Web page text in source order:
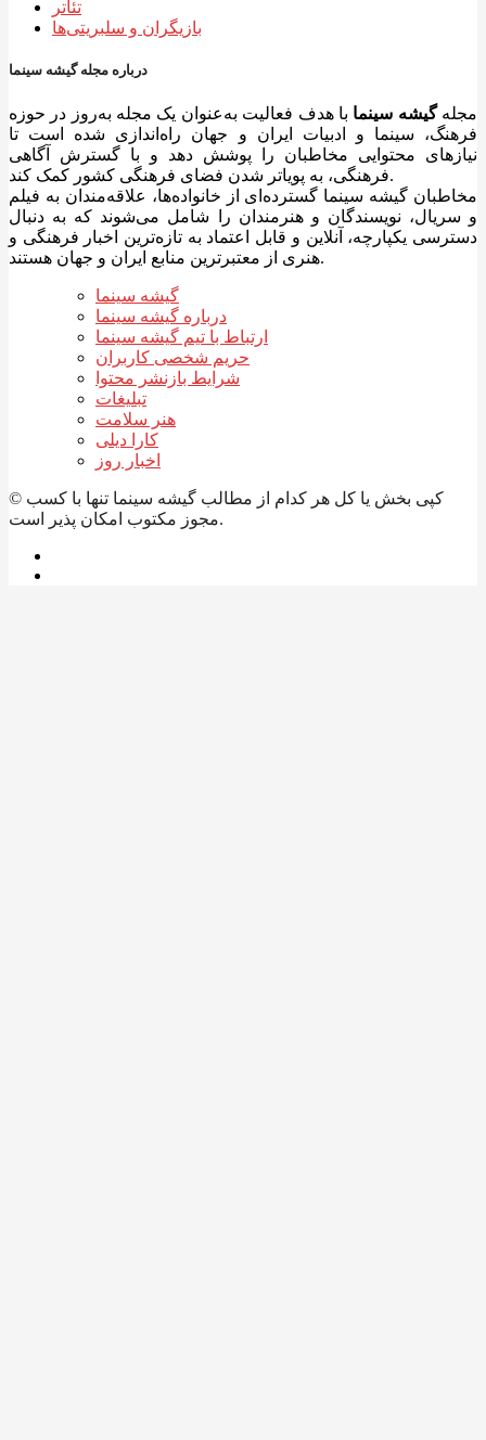
تئاتر
بازیگران و سلبریتی‌ها
درباره مجله گیشه سینما
مجلهگیشه سینما با هدف فعالیت به‌عنوان یک مجله به‌روز در حوزه
فرهنگ، سینما و ادبیات ایران و جهان راه‌اندازی شده است تا
نیازهای محتوایی مخاطبان را پوشش دهد و با گسترش آگاهی
فرهنگی، به پویاتر شدن فضای فرهنگی کشور کمک کند.
مخاطبان گیشه سینما گسترده‌ای از خانواده‌ها، علاقه‌مندان به فیلم
و سریال، نویسندگان و هنرمندان را شامل می‌شوند که به دنبال
دسترسی یکپارچه، آنلاین و قابل اعتماد به تازه‌ترین اخبار فرهنگی و
هنری از معتبرترین منابع ایران و جهان هستند.
گیشه سینما
درباره گیشه سینما
ارتباط با تیم گیشه سینما
حریم شخصی کاربران
شرایط بازنشر محتوا
تبلیغات
هنر سلامت
کارا دیلی
اخبار روز
© کپی بخش یا کل هر کدام از مطالب گیشه سینما تنها با کسب
مجوز مکتوب امکان پذیر است.